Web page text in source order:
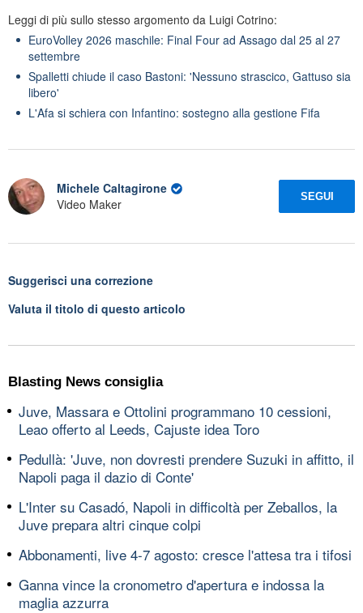
Leggi di più sullo stesso argomento da Luigi Cotrino:
EuroVolley 2026 maschile: Final Four ad Assago dal 25 al 27
settembre
Spalletti chiude il caso Bastoni: 'Nessuno strascico, Gattuso sia
libero'
L'Afa si schiera con Infantino: sostegno alla gestione Fifa
Michele Caltagirone
Video Maker
SEGUI
Suggerisci una correzione
Valuta il titolo di questo articolo
Blasting News consiglia
Juve, Massara e Ottolini programmano 10 cessioni,
Leao offerto al Leeds, Cajuste idea Toro
Pedullà: 'Juve, non dovresti prendere Suzuki in affitto, il
Napoli paga il dazio di Conte'
L'Inter su Casadó, Napoli in difficoltà per Zeballos, la
Juve prepara altri cinque colpi
Abbonamenti, live 4-7 agosto: cresce l'attesa tra i tifosi
Ganna vince la cronometro d'apertura e indossa la
maglia azzurra